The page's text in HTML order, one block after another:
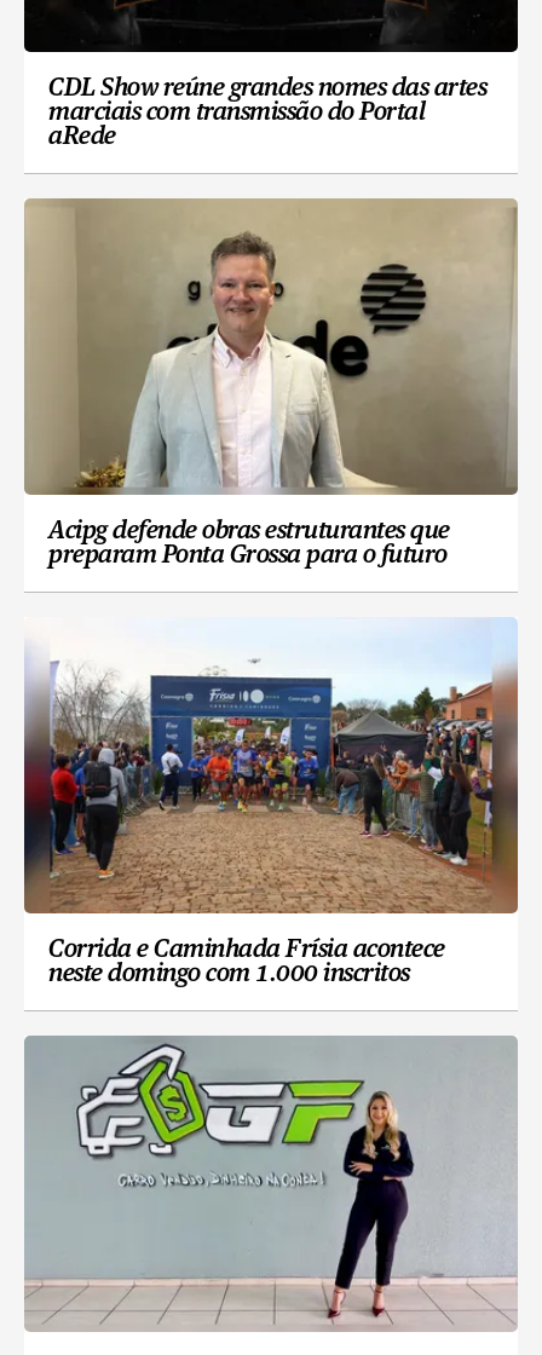
CDL Show reúne grandes nomes das artes
marciais com transmissão do Portal
aRede
Acipg defende obras estruturantes que
preparam Ponta Grossa para o futuro
Corrida e Caminhada Frísia acontece
neste domingo com 1.000 inscritos